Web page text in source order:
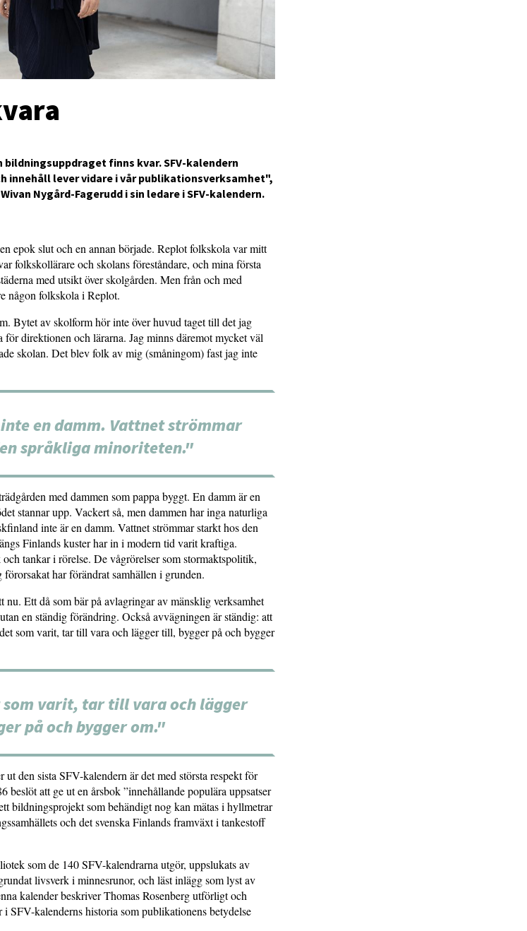
finns kvar. SFV-kalendern
innehåll lever vidare i vår publikationsverksamhet",
Nygård-Fagerudd i sin ledare i SFV-kalendern.
epok slut och en annan började. Replot folkskola var mitt
folkskollärare och skolans föreståndare, och mina första
med utsikt över skolgården. Men från och med
någon folkskola i Replot.
Bytet av skolform hör inte över huvud taget till det jag
för direktionen och lärarna. Jag minns däremot mycket väl
skolan. Det blev folk av mig (småningom) fast jag inte
en damm. Vattnet strömmar
språkliga minoriteten."
med dammen som pappa byggt. En damm är en
stannar upp. Vackert så, men dammen har inga naturliga
inte är en damm. Vattnet strömmar starkt hos den
Finlands kuster har in i modern tid varit kraftiga.
tankar i rörelse. De vågrörelser som stormaktspolitik,
har förändrat samhällen i grunden.
nu. Ett då som bär på avlagringar av mänsklig verksamhet
en ständig förändring. Också avvägningen är ständig: att
som varit, tar till vara och lägger till, bygger på och bygger
varit, tar till vara och lägger
på och bygger om."
den sista SFV-kalendern är det med största respekt för
att ge ut en årsbok ”innehållande populära uppsatser
bildningsprojekt som behändigt nog kan mätas i hyllmetrar
och det svenska Finlands framväxt i tankestoff
som de 140 SFV-kalendrarna utgör, uppslukats av
livsverk i minnesrunor, och läst inlägg som lyst av
kalender beskriver Thomas Rosenberg utförligt och
SFV-kalenderns historia som publikationens betydelse